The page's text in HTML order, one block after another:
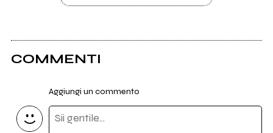
COMMENTI
Aggiungi un commento